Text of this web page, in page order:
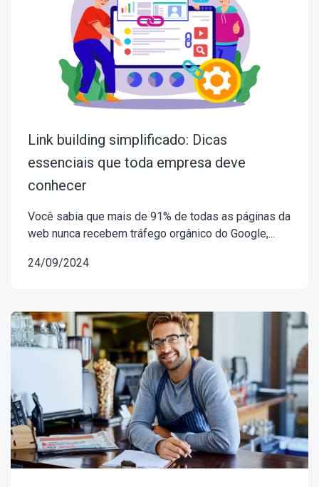
Link building simplificado: Dicas
essenciais que toda empresa deve
conhecer
Você sabia que mais de 91% de todas as páginas da
web nunca recebem tráfego orgânico do Google,...
24/09/2024